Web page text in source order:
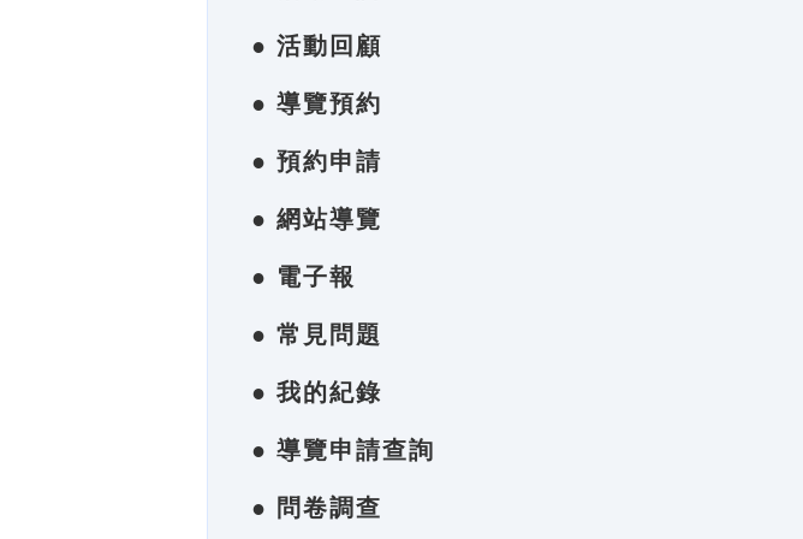
● 活動回顧
● 導覽預約
● 預約申請
● 網站導覽
● 電子報
● 常見問題
● 我的紀錄
● 導覽申請查詢
● 問卷調查